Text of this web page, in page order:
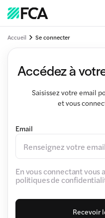
Accueil Se connecter
Accédez à
Saisissez votre email
et vous
Email
En vous connectant vous
politiques de
Recevoir